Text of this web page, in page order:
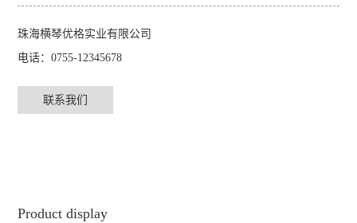
珠海横琴优格实业有限公司
电话：0755-12345678
联系我们
Product display